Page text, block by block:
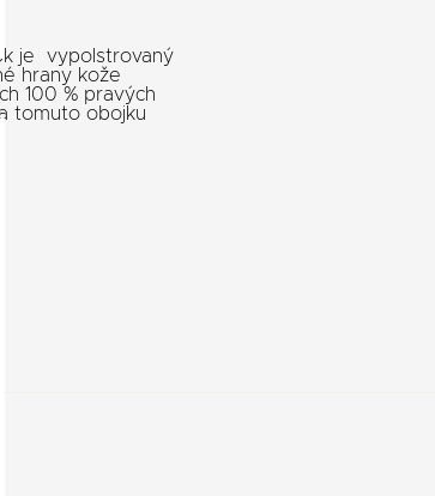
je vypolstrovaný
hrany kože
100 % pravých
tomuto obojku